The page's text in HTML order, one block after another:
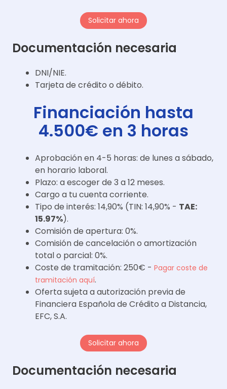
Solicitar ahora
Documentación necesaria
DNI/NIE.
Tarjeta de crédito o débito.
Financiación hasta
4.500€ en 3 horas
Aprobación en 4-5 horas: de lunes a sábado,
en horario laboral.
Plazo: a escoger de 3 a 12 meses.
Cargo a tu cuenta corriente.
Tipo de interés: 14,90% (TIN: 14,90% - TAE:
15.97%).
Comisión de apertura: 0%.
Comisión de cancelación o amortización
total o parcial: 0%.
Coste de tramitación: 250€ - Pagar coste de
tramitación aquí.
Oferta sujeta a autorización previa de
Financiera Española de Crédito a Distancia,
EFC, S.A.
Solicitar ahora
Documentación necesaria